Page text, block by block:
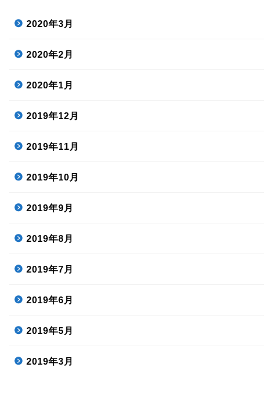
2020年3月
2020年2月
2020年1月
2019年12月
2019年11月
2019年10月
2019年9月
2019年8月
2019年7月
2019年6月
2019年5月
2019年3月